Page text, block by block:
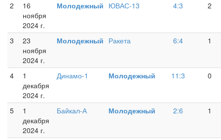
2
16
ноября
2024 г.
Молодежный ЮВАС-13 4:3 2
3
23
ноября
2024 г.
Молодежный Ракета 6:4 1
4
1
декабря
2024 г.
Динамо-1 Молодежный 11:3 0
5
1
декабря
2024 г.
Байкал-А Молодежный 2:6 1